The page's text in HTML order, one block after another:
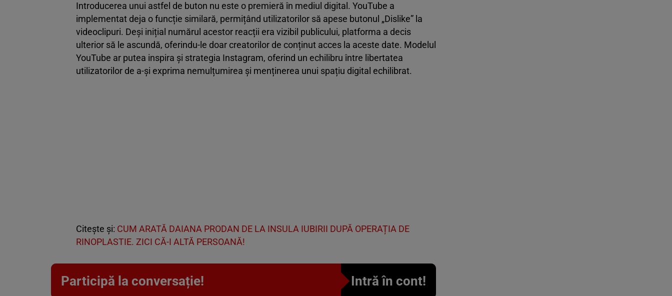
Introducerea unui astfel de buton nu este o premieră în mediul digital. YouTube a
implementat deja o funcție similară, permițând utilizatorilor să apese butonul „Dislike” la
videoclipuri. Deși inițial numărul acestor reacții era vizibil publicului, platforma a decis
ulterior să le ascundă, oferindu-le doar creatorilor de conținut acces la aceste date. Modelul
YouTube ar putea inspira și strategia Instagram, oferind un echilibru între libertatea
utilizatorilor de a-și exprima nemulțumirea și menținerea unui spațiu digital echilibrat.
Citește și: CUM ARATĂ DAIANA PRODAN DE LA INSULA IUBIRII DUPĂ OPERAȚIA DE
RINOPLASTIE. ZICI CĂ-I ALTĂ PERSOANĂ!
Participă la conversație! Intră în cont!